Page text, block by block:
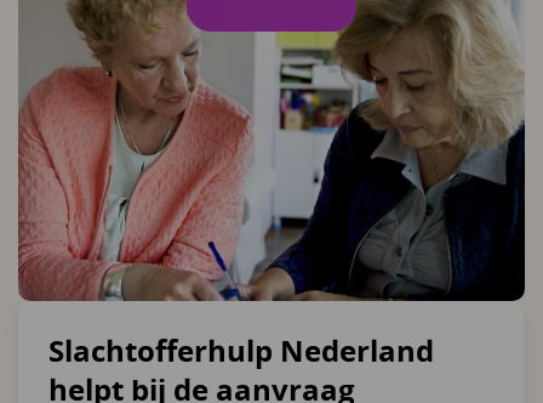
Slachtofferhulp Nederland
helpt bij de aanvraag